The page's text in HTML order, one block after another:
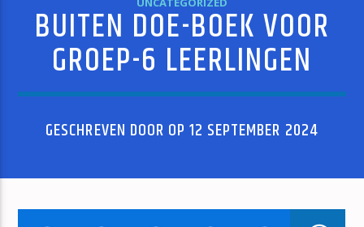
MZ-RADIO
BUITEN DOE-BOEK VOOR
GROEP-6 LEERLINGEN
GESCHREVEN DOOR OP 12 SEPTEMBER 2024